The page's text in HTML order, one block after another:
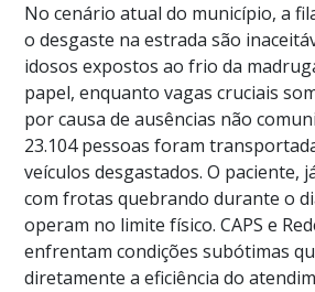
No cenário atual do município, a
o desgaste na estrada são
idosos expostos ao frio da
papel, enquanto vagas cruciais
por causa de ausências não
23.104 pessoas foram
veículos desgastados. O paciente,
com frotas quebrando durante o
operam no limite físico. CAPS e
enfrentam condições subótimas
diretamente a eficiência do